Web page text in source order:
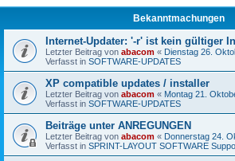
Bekanntmachungen
Internet-Updater: '-r' ist kein gültiger
Letzter Beitrag von abacom « Dienstag 26.
Verfasst in SOFTWARE-UPDATES
XP compatible updates / installer
Letzter Beitrag von abacom « Montag 21.
Verfasst in SOFTWARE-UPDATES
Beiträge unter ANREGUNGEN
Letzter Beitrag von abacom « Donnerstag 24.
Verfasst in SPRINT-LAYOUT SOFTWARE